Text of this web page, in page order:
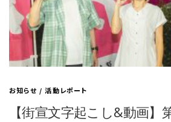
お知らせ/活動レポート
【街宣文字起こし&動画】